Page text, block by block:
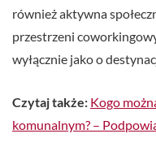
również aktywna
przestrzeni
wyłącznie jako o
Czytaj także: Kogo
komunalnym? –